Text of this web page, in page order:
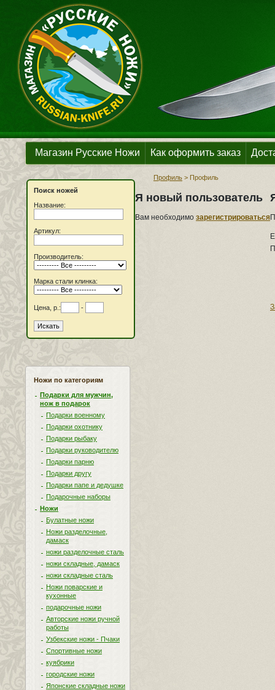
Магазин Русские Ножи Как оформить заказ
Поиск ножей
Название:
Артикул:
Производитель:
Марка стали клинка:
Цена, р.: -
Ножи по категориям
Подарки для мужчин,
нож в подарок
Подарки военному
Подарки охотнику
Подарки рыбаку
Подарки руководителю
Подарки парню
Подарки другу
Подарки папе и дедушке
Подарочные наборы
Ножи
Булатные ножи
Ножи разделочные,
дамаск
ножи разделочные сталь
ножи складные, дамаск
ножи складные сталь
Ножи поварские и
кухонные
подарочные ножи
Авторские ножи ручной
работы
Узбекские ножи - Пчаки
Спортивные ножи
куябрики
городские ножи
Японские складные ножи
Профиль > Профиль
Я новый пользователь
Вам необходимо зарегистрироваться